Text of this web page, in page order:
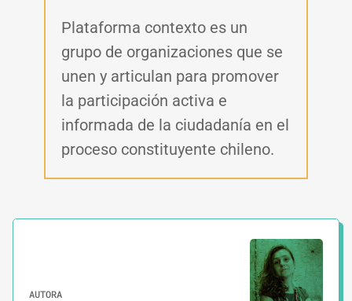
Plataforma contexto es un
grupo de organizaciones que se
unen y articulan para promover
la participación activa e
informada de la ciudadanía en el
proceso constituyente chileno.
AUTORA